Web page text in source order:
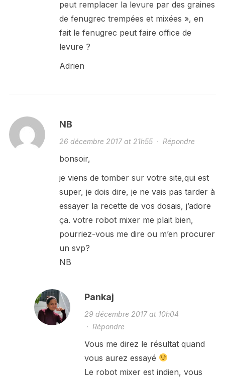
peut remplacer la levure par des graines
de fenugrec trempées et mixées », en
fait le fenugrec peut faire office de
levure ?
Adrien
NB
26 décembre 2017 at 21h55· Répondre
bonsoir,
je viens de tomber sur votre site,qui est
super, je dois dire, je ne vais pas tarder à
essayer la recette de vos dosais, j’adore
ça. votre robot mixer me plait bien,
pourriez-vous me dire ou m’en procurer
un svp?
NB
Pankaj
29 décembre 2017 at 10h04
· Répondre
Vous me direz le résultat quand
vous aurez essayé
Le robot mixer est indien, vous